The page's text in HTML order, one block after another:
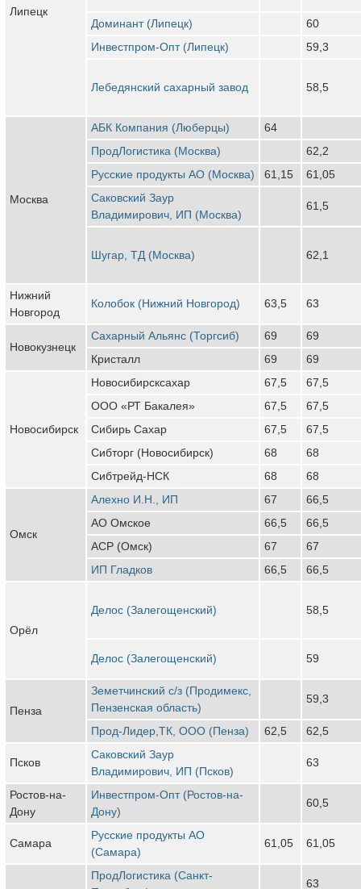
Липецк
Доминант (Липецк)
60
Инвестпром-Опт (Липецк)
59,3
Лебедянский сахарный завод 58,5
Москва
АБК Компания (Люберцы)
64
ПродЛогистика (Москва)
62,2
Русские продукты АО (Москва)
61,15
61,05
Саковский Заур
Владимирович, ИП (Москва)
61,5
Шугар, ТД (Москва) 62,1
Нижний
Новгород
Колобок (Нижний Новгород) 63,5 63
Новокузнецк
Сахарный Альянс (Торгсиб) 69
69
Кристалл
69 69
Новосибирск
Новосибирсксахар 67,5
67,5
ООО «РТ Бакалея»
67,5
67,5
Сибирь Сахар
67,5
67,5
Сибторг (Новосибирск)
68
68
Сибтрейд-НСК
68 68
Омск
Алехно И.Н., ИП 67
66,5
АО Омское
66,5
66,5
АСР (Омск)
67
67
ИП Гладков
66,5 66,5
Орёл
Делос (Залегощенский) 58,5
Делос (Залегощенский) 59
Пенза
Земетчинский с/з (Продимекс,
Пензенская область)
59,3
Прод-Лидер,ТК, ООО (Пенза) 62,5 62,5
Псков
Саковский Заур
Владимирович, ИП (Псков)
63
Ростов-на-
Дону
Инвестпром-Опт (Ростов-на-
Дону)
60,5
Самара
Русские продукты АО
(Самара)
61,05 61,05
ПродЛогистика (Санкт-
63